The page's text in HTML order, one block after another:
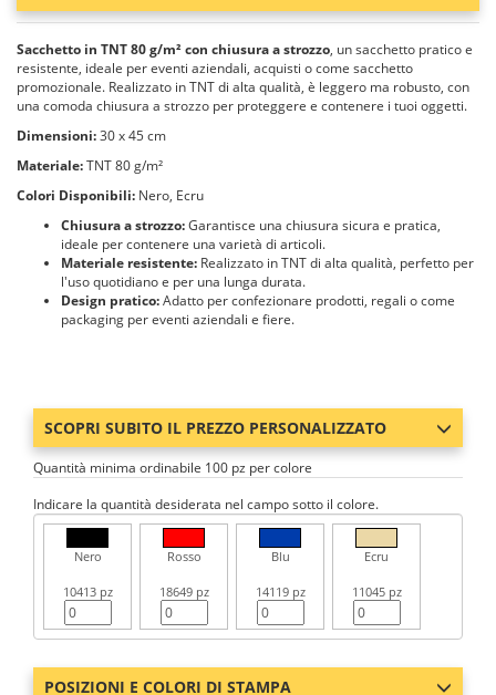
Sacchetto in TNT 80 g/m² con chiusura a strozzo, un sacchetto pratico e
resistente, ideale per eventi aziendali, acquisti o come sacchetto
promozionale. Realizzato in TNT di alta qualità, è leggero ma robusto, con
una comoda chiusura a strozzo per proteggere e contenere i tuoi oggetti.
Dimensioni:30 x 45 cm
Materiale:TNT 80 g/m²
Colori Disponibili: Nero, Ecru
Chiusura a strozzo:Garantisce una chiusura sicura e pratica,
ideale per contenere una varietà di articoli.
Materiale resistente: Realizzato in TNT di alta qualità, perfetto per
l'uso quotidiano e per una lunga durata.
Design pratico:Adatto per confezionare prodotti, regali o come
packaging per eventi aziendali e fiere.
SCOPRI SUBITO IL PREZZO PERSONALIZZATO
Quantità minima ordinabile 100 pz per colore
Indicare la quantità desiderata nel campo sotto il colore.
Nero
10413 pz
Rosso
18649 pz
Blu
14119 pz
Ecru
11045 pz
POSIZIONI E COLORI DI STAMPA